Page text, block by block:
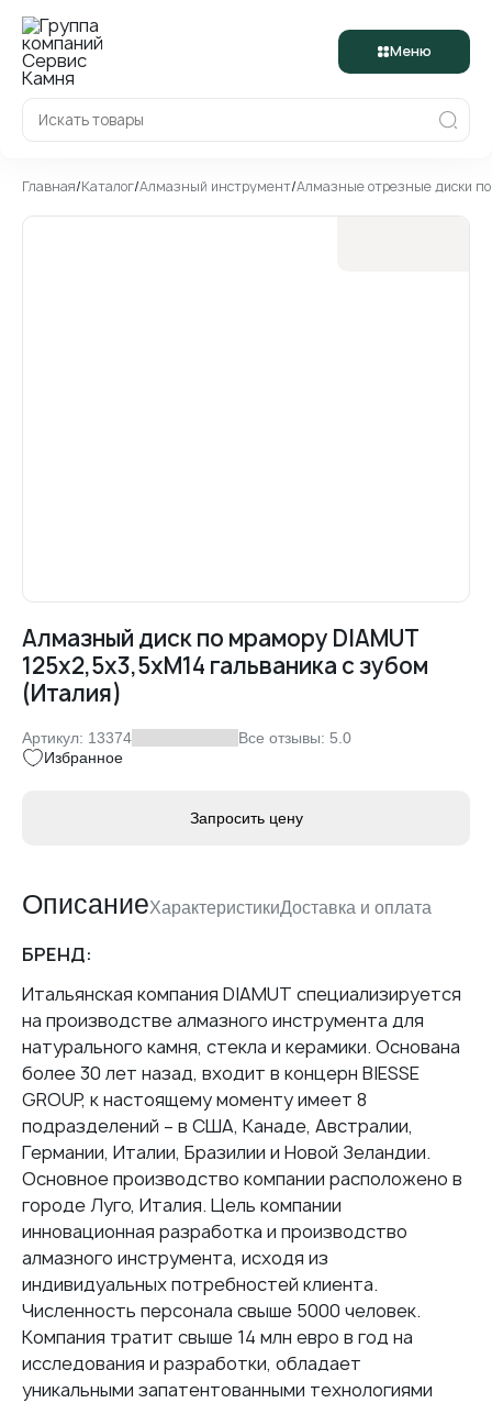
Меню
Главная/Каталог/Алмазный инструмент/Алмазные отрезные диски
Алмазный диск по мрамору DIAMUT
125х2,5х3,5хМ14 гальваника с зубом
(Италия)
Артикул: 13374
Все отзывы: 5.0
Избранное
Запросить цену
ОписаниеХарактеристикиДоставка и оплата
БРЕНД:
Итальянская компания DIAMUT специализируется
на производстве алмазного инструмента для
натурального камня, стекла и керамики. Основана
более 30 лет назад, входит в концерн BIESSE
GROUP, к настоящему моменту имеет 8
подразделений – в США, Канаде, Австралии,
Германии, Италии, Бразилии и Новой Зеландии.
Основное производство компании расположено в
городе Луго, Италия. Цель компании
инновационная разработка и производство
алмазного инструмента, исходя из
индивидуальных потребностей клиента.
Численность персонала свыше 5000 человек.
Компания тратит свыше 14 млн евро в год на
исследования и разработки, обладает
уникальными запатентованными технологиями
13374
DIAMUT (Италия)
125
Мрамор
Гальваника
Без воды
M14
Доставка
Транспортной компанией:бесплатно до
терминала
Оплата
Наличнымипри получении
Банковской картой